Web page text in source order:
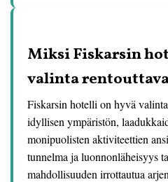
Miksi Fiskarsin
valinta
Fiskarsin hotelli on hyvä
idyllisen ympäristön,
monipuolisten aktiviteettien
tunnelma ja luonnonläheisyys
mahdollisuuden irrottautua